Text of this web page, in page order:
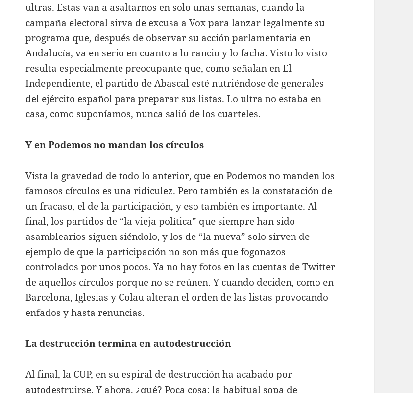
ultras. Estas van a asaltarnos en solo unas semanas, cuando la
campaña electoral sirva de excusa a Vox para lanzar legalmente su
programa que, después de observar su acción parlamentaria en
Andalucía, va en serio en cuanto a lo rancio y lo facha. Visto lo visto
resulta especialmente preocupante que, como señalan en El
Independiente, el partido de Abascal esté nutriéndose de generales
del ejército español para preparar sus listas. Lo ultra no estaba en
casa, como suponíamos, nunca salió de los cuarteles.
Y en Podemos no mandan los círculos
Vista la gravedad de todo lo anterior, que en Podemos no manden los
famosos círculos es una ridiculez. Pero también es la constatación de
un fracaso, el de la participación, y eso también es importante. Al
final, los partidos de “la vieja política” que siempre han sido
asamblearios siguen siéndolo, y los de “la nueva” solo sirven de
ejemplo de que la participación no son más que fogonazos
controlados por unos pocos. Ya no hay fotos en las cuentas de Twitter
de aquellos círculos porque no se reúnen. Y cuando deciden, como en
Barcelona, Iglesias y Colau alteran el orden de las listas provocando
enfados y hasta renuncias.
La destrucción termina en autodestrucción
Al final, la CUP, en su espiral de destrucción ha acabado por
autodestruirse. Y ahora, ¿qué? Poca cosa: la habitual sopa de